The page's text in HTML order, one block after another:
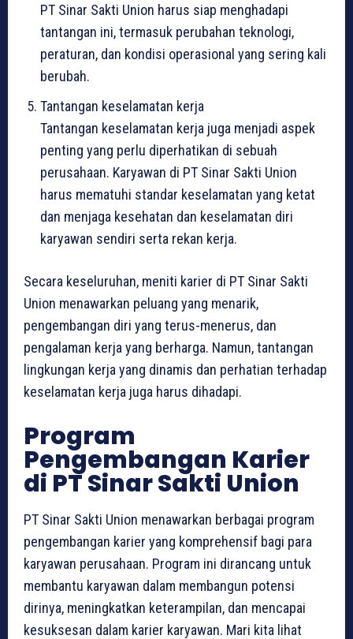
PT Sinar Sakti Union harus siap menghadapi
tantangan ini, termasuk perubahan teknologi,
peraturan, dan kondisi operasional yang sering kali
berubah.
Tantangan keselamatan kerja
Tantangan keselamatan kerja juga menjadi aspek
penting yang perlu diperhatikan di sebuah
perusahaan. Karyawan di PT Sinar Sakti Union
harus mematuhi standar keselamatan yang ketat
dan menjaga kesehatan dan keselamatan diri
karyawan sendiri serta rekan kerja.
Secara keseluruhan, meniti karier di PT Sinar Sakti
Union menawarkan peluang yang menarik,
pengembangan diri yang terus-menerus, dan
pengalaman kerja yang berharga. Namun, tantangan
lingkungan kerja yang dinamis dan perhatian terhadap
keselamatan kerja juga harus dihadapi.
Program
Pengembangan Karier
di PT Sinar Sakti Union
PT Sinar Sakti Union menawarkan berbagai program
pengembangan karier yang komprehensif bagi para
karyawan perusahaan. Program ini dirancang untuk
membantu karyawan dalam membangun potensi
dirinya, meningkatkan keterampilan, dan mencapai
kesuksesan dalam karier karyawan. Mari kita lihat